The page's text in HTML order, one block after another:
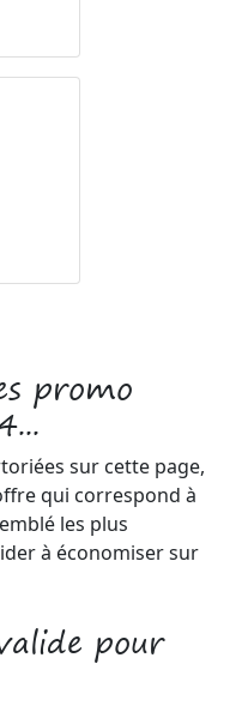
promo
sur cette page,
qui correspond à
les plus
à économiser sur
pour